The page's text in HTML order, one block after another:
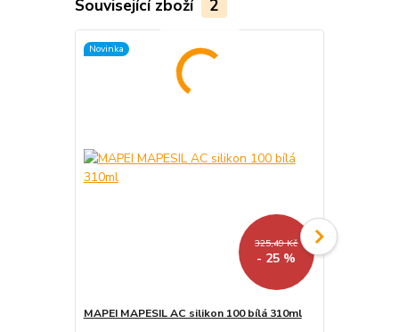
Související zboží 2
Novinka
325,49 Kč
- 25 %
MAPEI MAPESIL AC silikon 100 bílá 310ml